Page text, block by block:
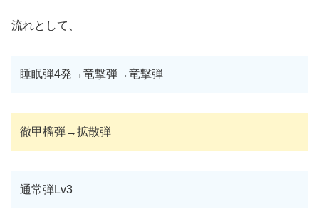
流れとして、
睡眠弾4発→竜撃弾→竜撃弾
徹甲榴弾→拡散弾
通常弾Lv3